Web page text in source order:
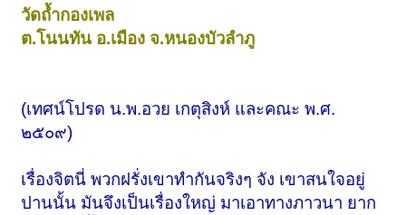
วัดถ้ำกองเพล
ต.โนนทัน อ.เมือง จ.หนองบัวลำภู
(เทศน์โปรด น.พ.อวย เกตุสิงห์ และคณะ พ.ศ.
๒๕๐๙)
เรื่องจิตนี่ พวกฝรั่งเขาทำกันจริงๆ จัง เขาสนใจอยู่
ปานนั้น มันจึงเป็นเรื่องใหญ่ มาเอาทางภาวนา ยาก